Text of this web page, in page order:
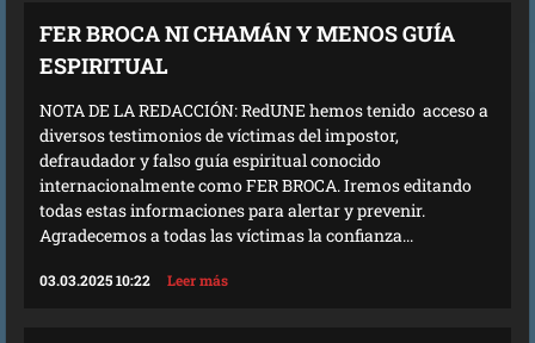
FER BROCA NI CHAMÁN Y MENOS GUÍA
ESPIRITUAL
NOTA DE LA REDACCIÓN: RedUNE hemos tenido acceso a
diversos testimonios de víctimas del impostor,
defraudador y falso guía espiritual conocido
internacionalmente como FER BROCA. Iremos editando
todas estas informaciones para alertar y prevenir.
Agradecemos a todas las víctimas la confianza...
03.03.2025 10:22 Leer más